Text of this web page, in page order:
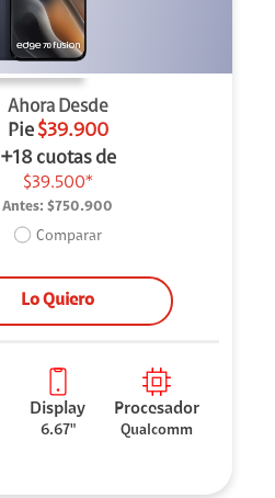
Ahora Desde
Pie $39.900
+18 cuotas de
$39.500*
Antes: $750.900
Comparar
Lo Quiero
Display
6.67"
Procesador
Qualcomm